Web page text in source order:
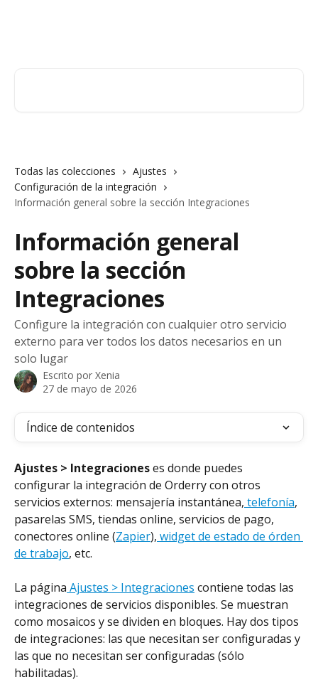
Todas las colecciones
Ajustes
Configuración de la integración
Información general sobre la sección Integraciones
Información general
sobre la sección
Integraciones
Configure la integración con cualquier otro servicio
externo para ver todos los datos necesarios en un
solo lugar
Escrito por Xenia
27 de mayo de 2026
Índice de contenidos
Ajustes > Integraciones es donde puedes
configurar la integración de Orderry con otros
servicios externos: mensajería instantánea, telefonía,
pasarelas SMS, tiendas online, servicios de pago,
conectores online (Zapier), widget de estado de órden
de trabajo, etc.
La página Ajustes > Integraciones contiene todas las
integraciones de servicios disponibles. Se muestran
como mosaicos y se dividen en bloques. Hay dos tipos
de integraciones: las que necesitan ser configuradas y
las que no necesitan ser configuradas (sólo
habilitadas).